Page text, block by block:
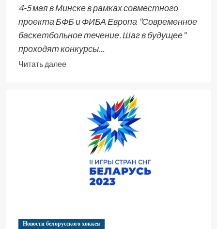
4-5 мая в Минске в рамках совместного
проекта БФБ и ФИБА Европа "Современное
баскетбольное течение. Шаг в будущее"
проходят конкурсы...
Читать далее
Новости белорусского хоккея